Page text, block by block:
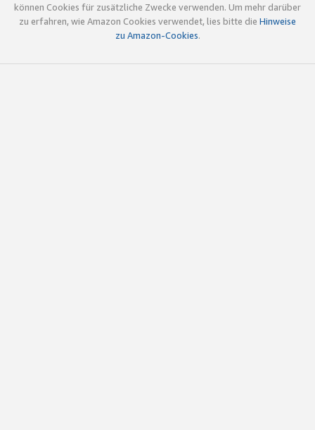
können Cookies für zusätzliche Zwecke verwenden. Um mehr darüber
zu erfahren, wie Amazon Cookies verwendet, lies bitte die Hinweise
zu Amazon-Cookies.